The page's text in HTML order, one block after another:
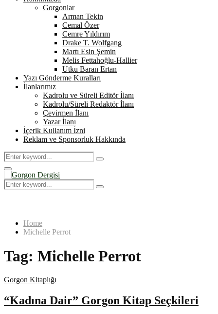
Gorgonlar
Arman Tekin
Cemal Özer
Cemre Yıldırım
Drake T. Wolfgang
Martı Esin Şemin
Melis Fettahoğlu-Hallier
Utku Baran Ertan
Yazı Gönderme Kuralları
İlanlarımız
Kadrolu ve Süreli Editör İlanı
Kadrolu/Süreli Redaktör İlanı
Çevirmen İlanı
Yazar İlanı
İçerik Kullanım İzni
Reklam ve Sponsorluk Hakkında
Search
for:
Search
Primary
Menu
Search
for:
Search
Home
Michelle Perrot
Tag: Michelle Perrot
Gorgon Kitaplığı
“Kadına Dair” Gorgon Kitap Seçkileri